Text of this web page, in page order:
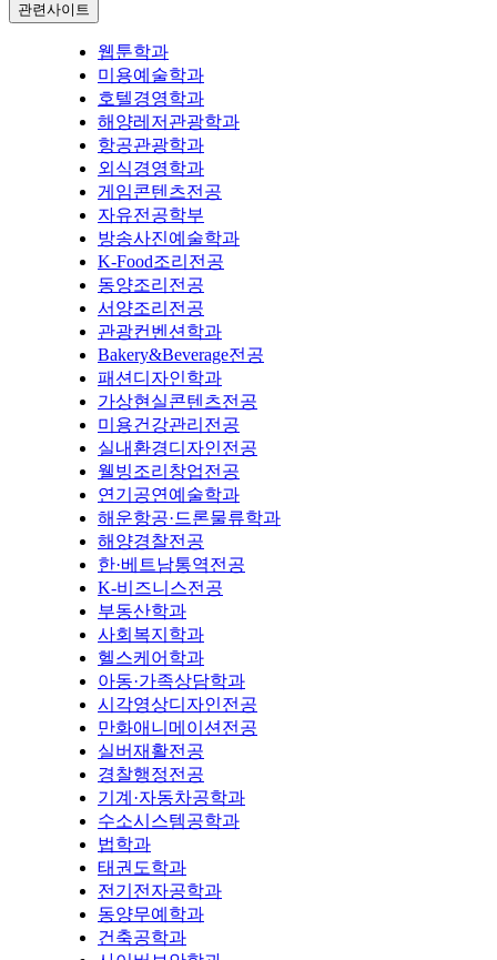
관련사이트
웹툰학과
미용예술학과
호텔경영학과
해양레저관광학과
항공관광학과
외식경영학과
게임콘텐츠전공
자유전공학부
방송사진예술학과
K-Food조리전공
동양조리전공
서양조리전공
관광컨벤션학과
Bakery&Beverage전공
패션디자인학과
가상현실콘텐츠전공
미용건강관리전공
실내환경디자인전공
웰빙조리창업전공
연기공연예술학과
해운항공·드론물류학과
해양경찰전공
한·베트남통역전공
K-비즈니스전공
부동산학과
사회복지학과
헬스케어학과
아동·가족상담학과
시각영상디자인전공
만화애니메이션전공
실버재활전공
경찰행정전공
기계·자동차공학과
수소시스템공학과
법학과
태권도학과
전기전자공학과
동양무예학과
건축공학과